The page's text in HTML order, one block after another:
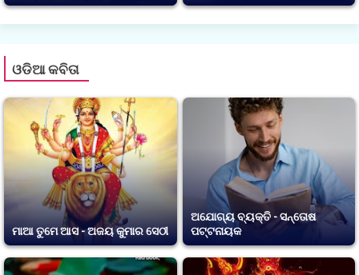
ଓଡିଆ କବିତା
ମାଆ ତୁମେ ଆସ - ଅଜୟ କୁମାର ସେଠୀ
ଅଯୋଗ୍ୟ ବ୍ୟକ୍ତି - ସନ୍ତୋଷ
ପଟ୍ଟନାୟକ